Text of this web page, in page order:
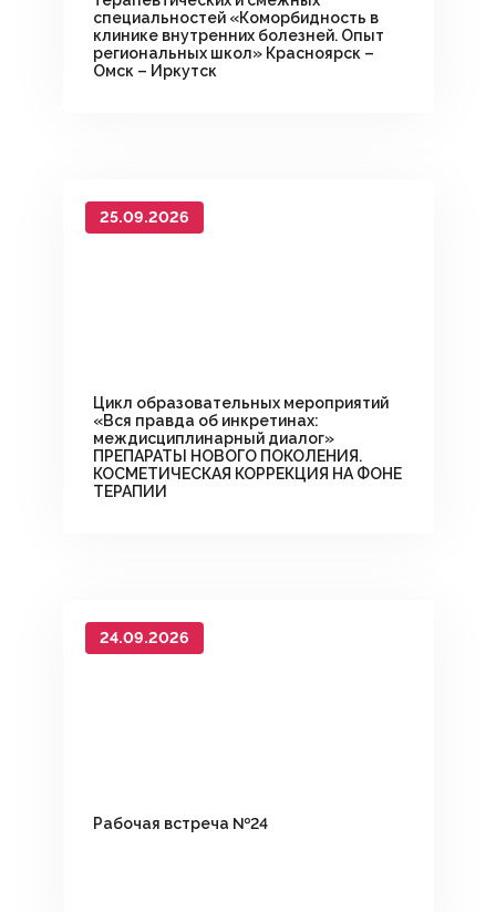
специальностей «Коморбидность в
клинике внутренних болезней. Опыт
региональных школ» Красноярск –
Омск – Иркутск
25.09.2026
Цикл образовательных мероприятий
«Вся правда об инкретинах:
междисциплинарный диалог»
ПРЕПАРАТЫ НОВОГО ПОКОЛЕНИЯ.
КОСМЕТИЧЕСКАЯ КОРРЕКЦИЯ НА ФОНЕ
ТЕРАПИИ
24.09.2026
Рабочая встреча №24